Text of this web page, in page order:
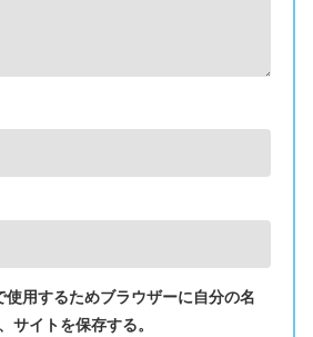
使用するためブラウザーに自分の名
サイトを保存する。